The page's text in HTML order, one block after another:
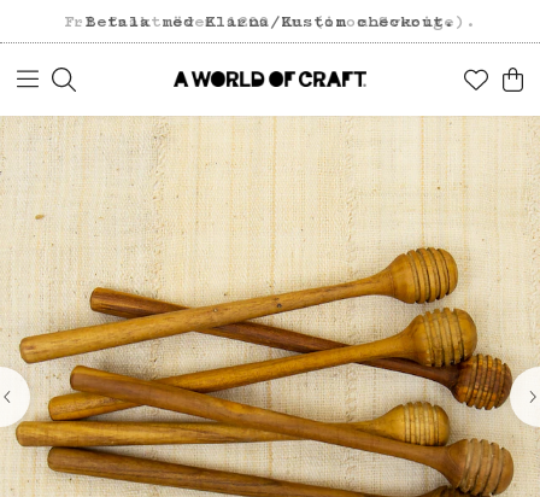
Fri frakt över 1200 kr (inom Sverige).
Betala med Klarna/Kustom checkout.